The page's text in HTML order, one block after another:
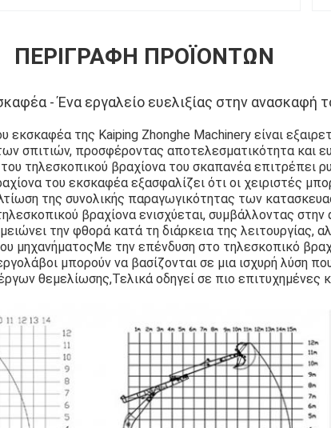
ΠΕΡΙΓΡΑΦΉ ΠΡΟΪΌΝΤΩΝ
- Ένα εργαλείο ευελιξίας στην ανασκαφή
εκσκαφέα της Kaiping Zhonghe Machinery είναι
σπιτιών, προσφέροντας αποτελεσματικότητα και
τηλεσκοπικού βραχίονα του σκαπανέα επιτρέπει
του εκσκαφέα εξασφαλίζει ότι οι χειριστές
της συνολικής παραγωγικότητας των
βραχίονα ενισχύεται, συμβάλλοντας
την φθορά κατά τη διάρκεια της λειτουργίας,
μηχανήματοςΜε την επένδυση στο τηλεσκοπικό
μπορούν να βασίζονται σε μια ισχυρή λύση
θεμελίωσης,Τελικά οδηγεί σε πιο επιτυχημένες